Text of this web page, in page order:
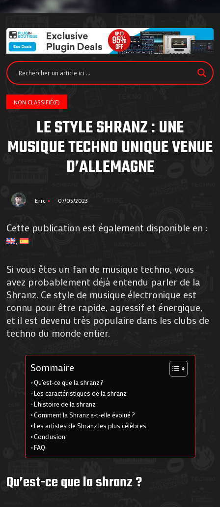
NON CLASSIFIÉ(E)
LE STYLE SHRANZ : UNE
MUSIQUE TECHNO UNIQUE VENUE
D’ALLEMAGNE
Eric 07/05/2023
Cette publication est également disponible en :
Si vous êtes un fan de musique techno, vous
avez probablement déjà entendu parler de la
Shranz. Ce style de musique électronique est
connu pour être rapide, agressif et énergique,
et il est devenu très populaire dans les clubs de
techno du monde entier.
Sommaire
Qu’est-ce que la shranz ?
Les caractéristiques de la shranz
L’histoire de la shranz
Comment la Shranz a-t-elle évolué ?
Les artistes de Shranz les plus célèbres
Conclusion
FAQ:
Qu’est-ce que la shranz ?